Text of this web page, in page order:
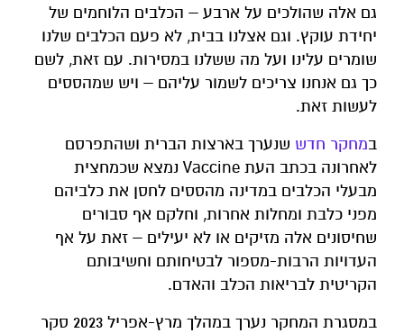
גם אלה שהולכים על ארבע – הכלבים הלוחמים של
יחידת עוקץ. וגם אצלנו בבית, לא פעם הכלבים שלנו
שומרים עלינו ועל מה ששלנו במסירות. עם זאת, לשם
כך גם אנחנו צריכים לשמור עליהם – ויש שמהססים
לעשות זאת.
במחקר חדש שנערך בארצות הברית ושהתפרסם
לאחרונה בכתב העת Vaccine נמצא שכמחצית
מבעלי הכלבים במדינה מהססים לחסן את כלביהם
מפני כלבת ומחלות אחרות, וחלקם אף סבורים
שחיסונים אלה מזיקים או לא יעילים – זאת על אף
העדויות הרבות-מספור לבטיחותם וחשיבותם
הקריטית לבריאות הכלב והאדם.
במסגרת המחקר נערך במהלך מרץ-אפריל 2023 סקר